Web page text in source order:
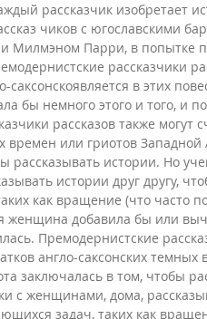
рассказчик изобретает
чиков с югославскими
Милмэном Парри, в попытке
рассказчики
саксонскоявляется в этих
бы немного этого и того, и
рассказов также могут
времен или гриотов
рассказывать истории. Но
истории друг другу,
как вращение (что часто
женщина добавила бы или
Премодернистские
англо-саксонских
заключалась в том, чтобы
с женщинами, дома,
задач, таких как